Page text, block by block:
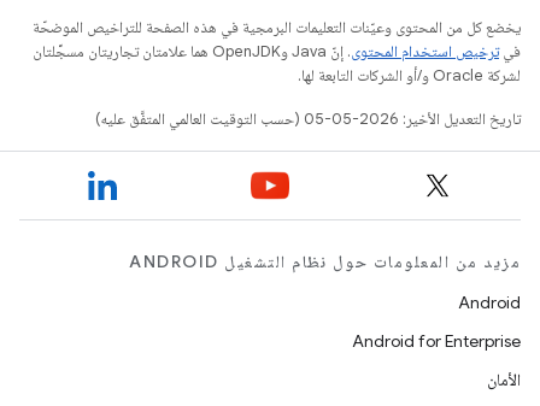
يخضع كل من المحتوى وعيّنات التعليمات البرمجية في هذه الصفحة للتراخيص الموضحّة
فيترخيص استخدام المحتوى
. إنّ Java وOpenJDK هما علامتان تجاريتان مسجَّلتان
لشركة Oracle و/أو الشركات التابعة لها.
تاريخ التعديل الأخير: 2026-05-05 (حسب التوقيت العالمي المتفَّق عليه)
مزيد من المعلومات حول نظام التشغيل ANDROID
Android
Android for Enterprise
الأمان